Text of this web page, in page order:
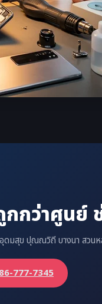
กว่าศูนย์
มสุข ปุณณวิถี บางนา สวนห
777-7345